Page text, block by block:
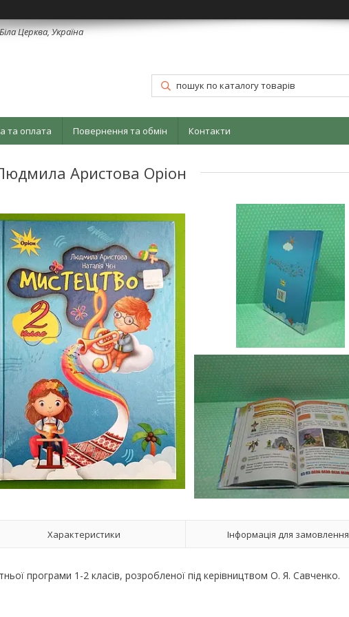
Церква, Україна
та оплата Повернення та обмін Контакти
Аристова Оріон
Характеристики Інформація для замовлення
програми 1-2 класів, розробленої під керівництвом О. Я. Савченко.